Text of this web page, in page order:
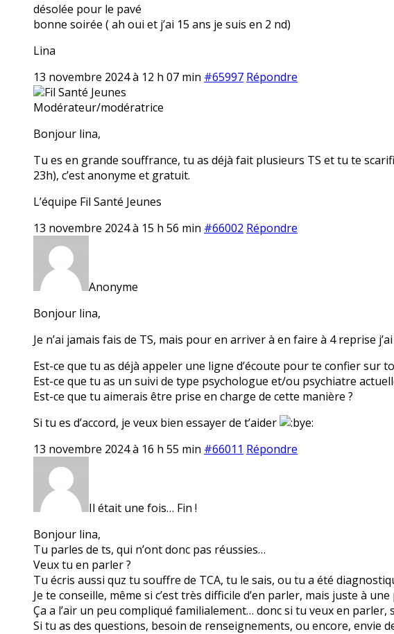
désolée pour le pavé
bonne soirée ( ah oui et j’ai 15 ans je suis en 2 nd)
Lina
13 novembre 2024 à 12 h 07 min #65997 Répondre
Fil Santé Jeunes
Modérateur/modératrice
Bonjour lina,
Tu es en grande souffrance, tu as déjà fait plusieurs TS et tu te
23h), c’est anonyme et gratuit.
L’équipe Fil Santé Jeunes
13 novembre 2024 à 15 h 56 min #66002 Répondre
Anonyme
Bonjour lina,
Je n’ai jamais fais de TS, mais pour en arriver à en faire à 4 reprise
Est-ce que tu as déjà appeler une ligne d’écoute pour te confier sur
Est-ce que tu as un suivi de type psychologue et/ou psychiatre
Est-ce que tu aimerais être prise en charge de cette manière ?
Si tu es d’accord, je veux bien essayer de t’aider
13 novembre 2024 à 16 h 55 min #66011 Répondre
Il était une fois… Fin !
Bonjour lina,
Tu parles de ts, qui n’ont donc pas réussies…
Veux tu en parler ?
Tu écris aussi quz tu souffre de TCA, tu le sais, ou tu a été
Je te conseille, même si c’est très difficile d’en parler, mais juste à
Ça a l’air un peu compliqué familialement… donc si tu veux en parler,
Si tu as des questions, besoin de renseignements, ou encore, envie